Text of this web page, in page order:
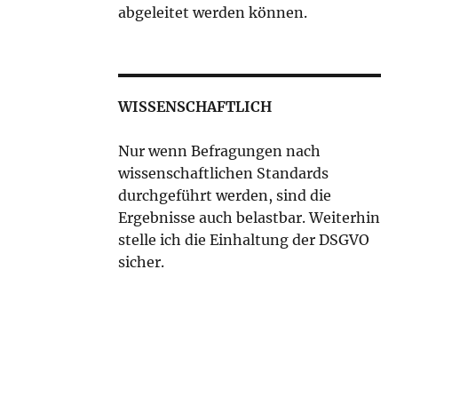
abgeleitet werden können.
WISSENSCHAFTLICH
Nur wenn Befragungen nach
wissenschaftlichen Standards
durchgeführt werden, sind die
Ergebnisse auch belastbar. Weiterhin
stelle ich die Einhaltung der DSGVO
sicher.